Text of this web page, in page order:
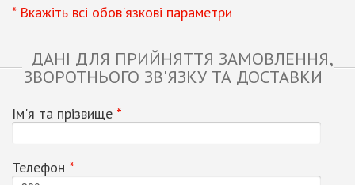
* Вкажіть всі обов'язкові параметри
ДАНІ ДЛЯ ПРИЙНЯТТЯ ЗАМОВЛЕННЯ,
ЗВОРОТНЬОГО ЗВ'ЯЗКУ ТА ДОСТАВКИ
Ім'я та прізвище *
Телефон *